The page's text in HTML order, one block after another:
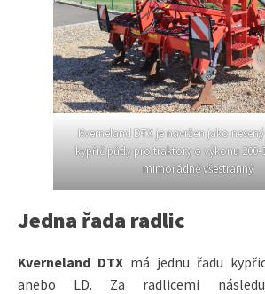
Kverneland DTX je navržen jako
kypřič půdy pro traktory o výkonu 200-
mimořádně všestranný
Jedna řada radlic
Kverneland DTX má jednu řadu
anebo LD. Za radlicemi